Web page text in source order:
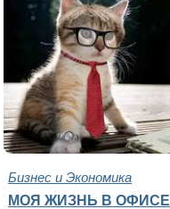
Бизнес и Экономика
МОЯ ЖИЗНЬ В ОФИСЕ